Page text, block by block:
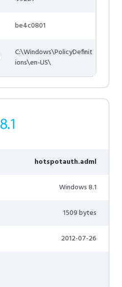
be4c0801
C:\Windows\PolicyDefinit
ions\en-US\
hotspotauth.adml
Windows 8.1
1509 bytes
2012-07-26